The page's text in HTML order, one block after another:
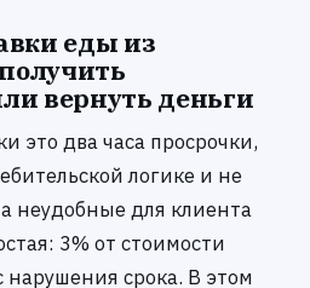
еды из
вернуть деньги
это два часа просрочки,
логике и не
неудобные для клиента
3% от стоимости
нарушения срока. В этом